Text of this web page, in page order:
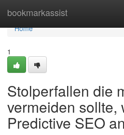
bookmarkassist
Home
Home
1
Stolperfallen die
vermeiden sollte,
Predictive SEO